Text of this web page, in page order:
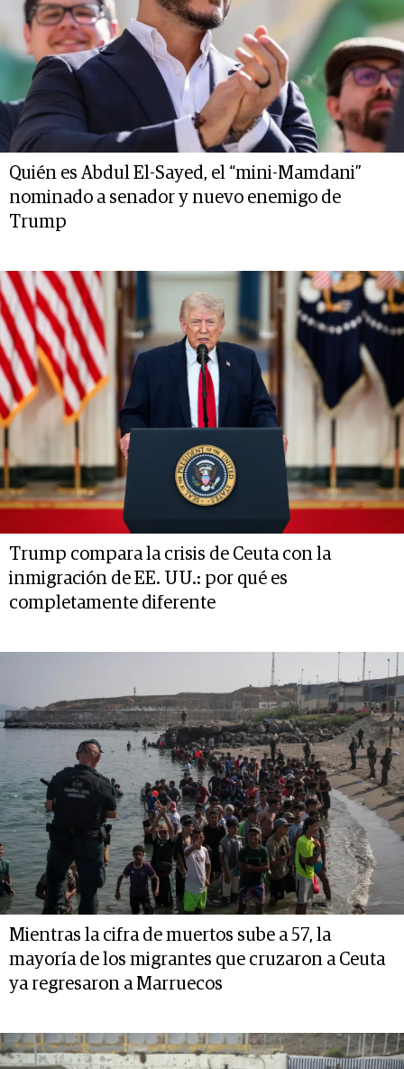
Quién es Abdul El-Sayed, el “mini-Mamdani”
nominado a senador y nuevo enemigo de
Trump
Trump compara la crisis de Ceuta con la
inmigración de EE. UU.: por qué es
completamente diferente
Mientras la cifra de muertos sube a 57, la
mayoría de los migrantes que cruzaron a Ceuta
ya regresaron a Marruecos